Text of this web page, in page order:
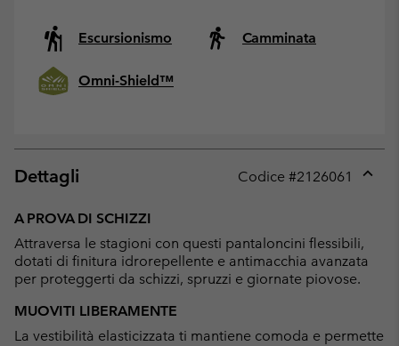
Escursionismo Camminata
Omni-Shield™
Dettagli Codice #2126061
A PROVA DI SCHIZZI
Attraversa le stagioni con questi pantaloncini flessibili,
dotati di finitura idrorepellente e antimacchia avanzata
per proteggerti da schizzi, spruzzi e giornate piovose.
MUOVITI LIBERAMENTE
La vestibilità elasticizzata ti mantiene comoda e permette